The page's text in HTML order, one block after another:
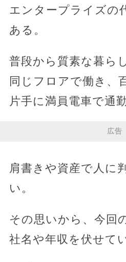
エンタープライズの
ある。
普段から質素な暮ら
同じフロアで働き、
片手に満員電車で通
広告
肩書きや資産で人に
い。
その思いから、今回
社名や年収を伏せて